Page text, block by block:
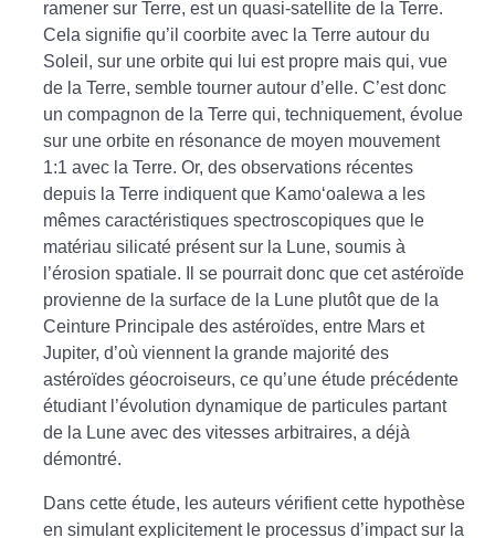
ramener sur Terre, est un quasi-satellite de la Terre.
Cela signifie qu’il coorbite avec la Terre autour du
Soleil, sur une orbite qui lui est propre mais qui, vue
de la Terre, semble tourner autour d’elle. C’est donc
un compagnon de la Terre qui, techniquement, évolue
sur une orbite en résonance de moyen mouvement
1:1 avec la Terre. Or, des observations récentes
depuis la Terre indiquent que Kamo‘oalewa a les
mêmes caractéristiques spectroscopiques que le
matériau silicaté présent sur la Lune, soumis à
l’érosion spatiale. Il se pourrait donc que cet astéroïde
provienne de la surface de la Lune plutôt que de la
Ceinture Principale des astéroïdes, entre Mars et
Jupiter, d’où viennent la grande majorité des
astéroïdes géocroiseurs, ce qu’une étude précédente
étudiant l’évolution dynamique de particules partant
de la Lune avec des vitesses arbitraires, a déjà
démontré.
Dans cette étude, les auteurs vérifient cette hypothèse
en simulant explicitement le processus d’impact sur la